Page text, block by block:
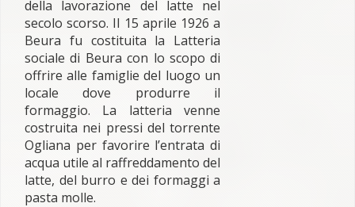
della lavorazione del latte nel
secolo scorso. Il 15 aprile 1926 a
Beura fu costituita la Latteria
sociale di Beura con lo scopo di
offrire alle famiglie del luogo un
locale dove produrre il
formaggio. La latteria venne
costruita nei pressi del torrente
Ogliana per favorire l’entrata di
acqua utile al raffredda­mento del
latte, del burro e dei formaggi a
pasta molle.